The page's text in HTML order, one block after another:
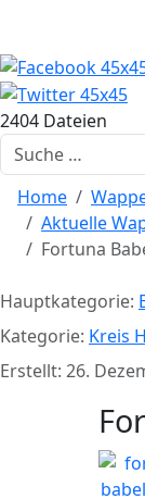
2404 Dateien
Suchen
Home
Aktuelle
Fortuna
Hauptkategorie:
Kategorie: Kreis
Erstellt: 26.